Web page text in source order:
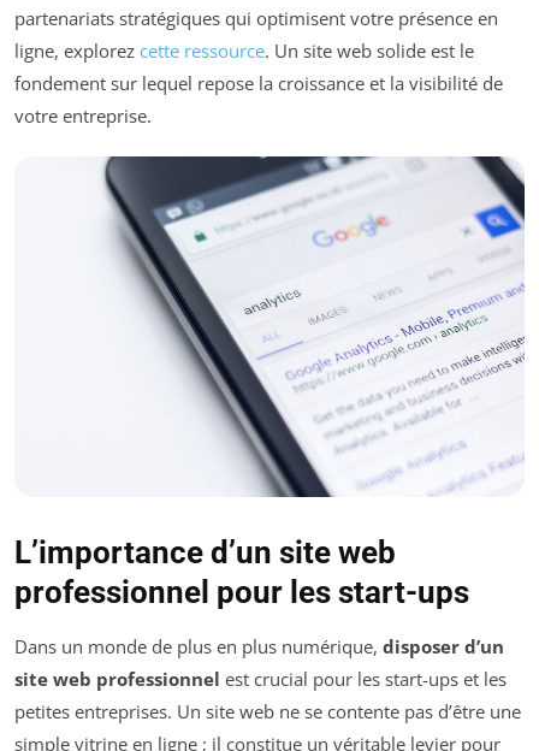
partenariats stratégiques qui optimisent votre présence en
ligne, explorez cette ressource. Un site web solide est le
fondement sur lequel repose la croissance et la visibilité de
votre entreprise.
L’importance d’un site web
professionnel pour les start-ups
Dans un monde de plus en plus numérique, disposer d’un
site web professionnel est crucial pour les start-ups et les
petites entreprises. Un site web ne se contente pas d’être une
simple vitrine en ligne ; il constitue un véritable levier pour